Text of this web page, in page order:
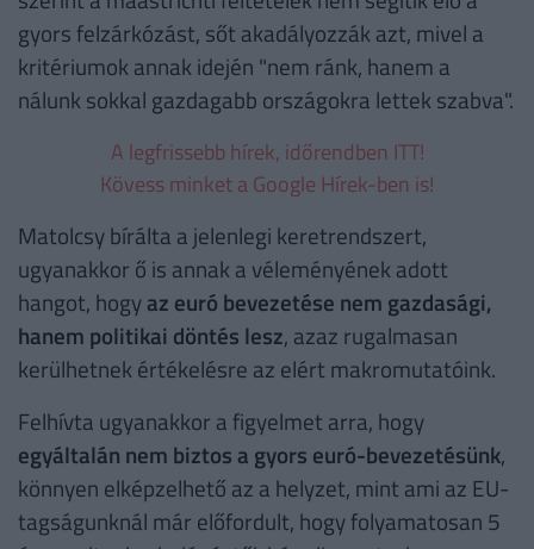
gyors felzárkózást, sőt akadályozzák azt, mivel a
kritériumok annak idején "nem ránk, hanem a
nálunk sokkal gazdagabb országokra lettek szabva".
A legfrissebb hírek, időrendben ITT!
Kövess minket a Google Hírek-ben is!
Matolcsy bírálta a jelenlegi keretrendszert,
ugyanakkor ő is annak a véleményének adott
hangot, hogyaz euró bevezetése nem gazdasági,
hanem politikai döntés lesz, azaz rugalmasan
kerülhetnek értékelésre az elért makromutatóink.
Felhívta ugyanakkor a figyelmet arra, hogy
egyáltalán nem biztos a gyors euró-bevezetésünk,
könnyen elképzelhető az a helyzet, mint ami az EU-
tagságunknál már előfordult, hogy folyamatosan 5